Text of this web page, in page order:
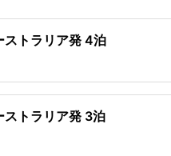
ストラリア発 4泊
ストラリア発 3泊